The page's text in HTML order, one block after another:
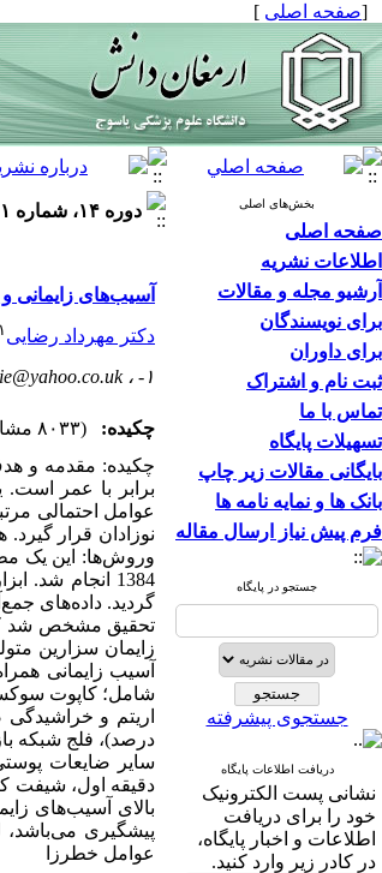
[صفحه اصلی ]
بخش‌های اصلی
صفحه اصلی
اطلاعات نشریه
آرشیو مجله و مقالات
برای نویسندگان
برای داوران
ثبت نام و اشتراک
تماس با ما
تسهیلات پایگاه
بایگانی مقالات زیر چاپ
بانک ها و نمایه نامه ها
فرم پیش نیاز ارسال مقاله
جستجو در پایگاه
جستجوی پیشرفته
دریافت اطلاعات پایگاه
نشانی پست الکترونیک
خود را برای دریافت
اطلاعات و اخبار پایگاه،
در کادر زیر وارد کنید.
دوره ۱۴، شماره ۱ - ( ۱-۱۳۸۸ )
آسیب‌های زایمانی و
دکتر مهرداد رضایی ۱
۱- ،
چکیده:
(۸۰۳۳ مشاهده)
چکیده: مقدمه و
برابر با عمر است.
عوامل احتمالی
نوزادان قرار
1384 انجام
دقیقه اول، شیفت
بالای آسیب‌های
پیشگیری می‌باشد،
عوامل خطرزا